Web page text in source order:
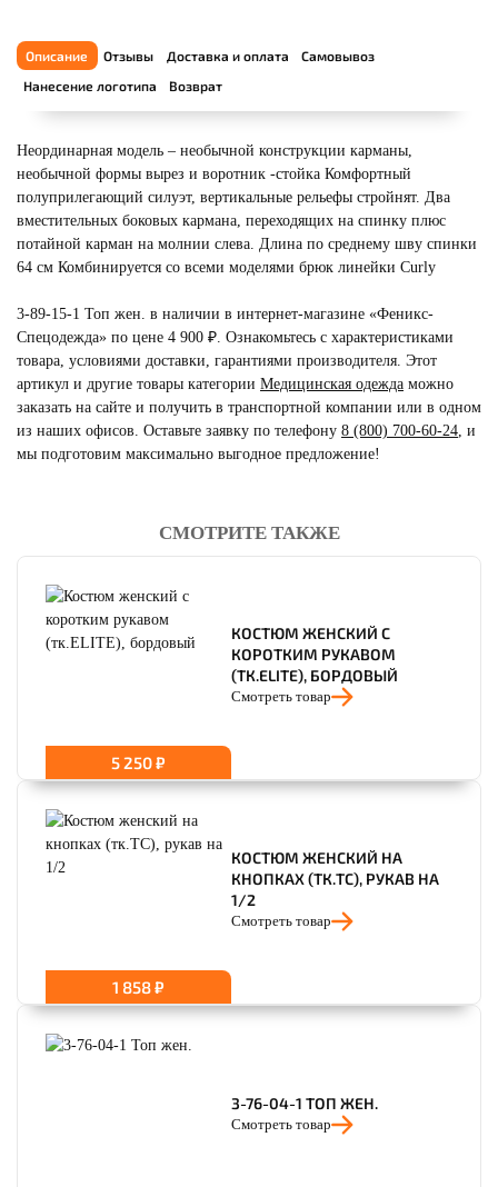
Описание Отзывы Доставка и оплата
Самовывоз
Нанесение логотипа
Возврат
Неординарная модель – необычной конструкции карманы,
необычной формы вырез и воротник -стойка Комфортный
полуприлегающий силуэт, вертикальные рельефы стройнят. Два
вместительных боковых кармана, переходящих на спинку плюс
потайной карман на молнии слева. Длина по среднему шву спинки
64 см Комбинируется со всеми моделями брюк линейки Curly
3-89-15-1 Топ жен. в наличии в интернет-магазине «Феникс-
Спецодежда» по цене 4 900 ₽. Ознакомьтесь с характеристиками
товара, условиями доставки, гарантиями производителя. Этот
артикул и другие товары категории Медицинская одежда можно
заказать на сайте и получить в транспортной компании или в одном
из наших офисов. Оставьте заявку по телефону 8 (800) 700-60-24 и
мы подготовим максимально выгодное предложение!
4.5
СМОТРИТЕ ТАКЖЕ
5 250 ₽
КОСТЮМ ЖЕНСКИЙ С
КОРОТКИМ РУКАВОМ
(ТК.ELITE), БОРДОВЫЙ
Смотреть товар
1 858 ₽
КОСТЮМ ЖЕНСКИЙ НА
КНОПКАХ (ТК.TC), РУКАВ НА
1/2
Смотреть товар
3-76-04-1 ТОП ЖЕН.
Смотреть товар